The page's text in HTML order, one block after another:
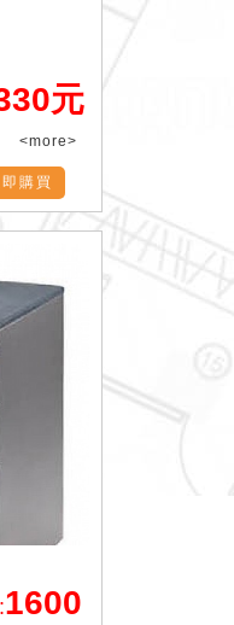
元
<more>
購買
1600